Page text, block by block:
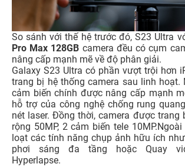
So sánh với thế hệ trước đó, S23 Ultra
Pro Max 128GB camera đều có cụm
nâng cấp mạnh mẽ về độ phân giải.
Galaxy S23 Ultra có phần vượt trội hơn
trang bị hệ thống camera sau linh hoạt.
cảm biến chính được nâng cấp mạnh
hỗ trợ của công nghệ chống rung
nét laser. Đồng thời, camera được trang
rộng 50MP, 2 cảm biến tele
loạt các tính năng chụp ảnh hữu ích
phơi sáng đa tầng hoặc Quay
Hyperlapse.